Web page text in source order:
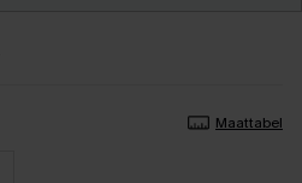
Maattabel